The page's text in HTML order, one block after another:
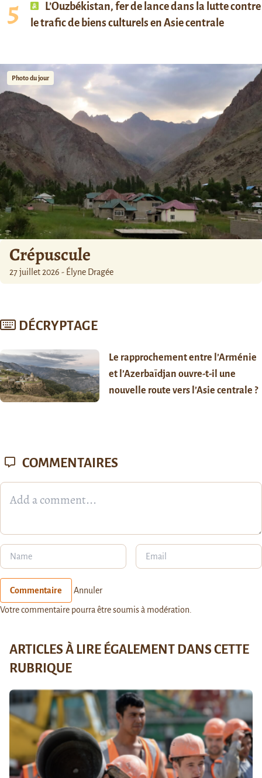
L’Ouzbékistan, fer de lance dans la lutte contre
le trafic de biens culturels en Asie centrale
Photo du jour
Crépuscule
27 juillet 2026 - Élyne Dragée
DÉCRYPTAGE
Le rapprochement entre l’Arménie
et l’Azerbaïdjan ouvre-t-il une
nouvelle route vers l’Asie centrale ?
COMMENTAIRES
Commentaire Annuler
Votre commentaire pourra être soumis à modération.
ARTICLES À LIRE ÉGALEMENT DANS CETTE
RUBRIQUE